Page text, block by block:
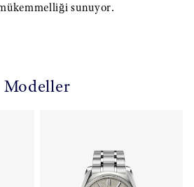
sunuyor.
Modeller